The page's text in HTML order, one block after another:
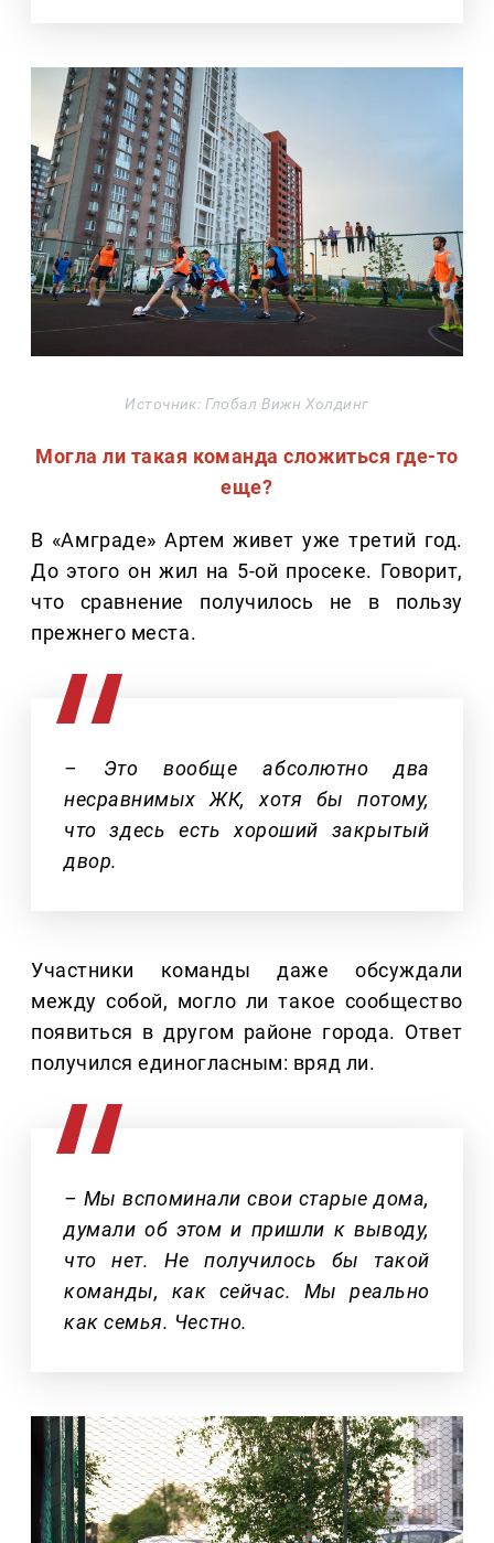
Источник: Глобал Вижн Холдинг
Могла ли такая команда сложиться где-то
еще?
В «Амграде» Артем живет уже третий год.
До этого он жил на 5-ой просеке. Говорит,
что сравнение получилось не в пользу
прежнего места.
– Это вообще абсолютно два
несравнимых ЖК, хотя бы потому,
что здесь есть хороший закрытый
двор.
Участники команды даже обсуждали
между собой, могло ли такое сообщество
появиться в другом районе города. Ответ
получился единогласным: вряд ли.
– Мы вспоминали свои старые дома,
думали об этом и пришли к выводу,
что нет. Не получилось бы такой
команды, как сейчас. Мы реально
как семья. Честно.